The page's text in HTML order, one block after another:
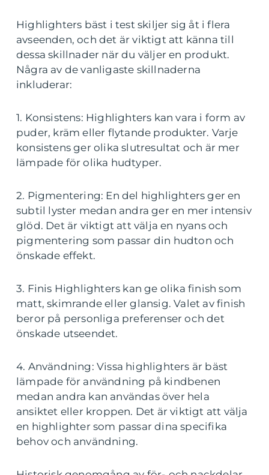
Highlighters bäst i test skiljer sig åt i flera
avseenden, och det är viktigt att känna till
dessa skillnader när du väljer en produkt.
Några av de vanligaste skillnaderna
inkluderar:
1. Konsistens: Highlighters kan vara i form av
puder, kräm eller flytande produkter. Varje
konsistens ger olika slutresultat och är mer
lämpade för olika hudtyper.
2. Pigmentering: En del highlighters ger en
subtil lyster medan andra ger en mer intensiv
glöd. Det är viktigt att välja en nyans och
pigmentering som passar din hudton och
önskade effekt.
3. Finis Highlighters kan ge olika finish som
matt, skimrande eller glansig. Valet av finish
beror på personliga preferenser och det
önskade utseendet.
4. Användning: Vissa highlighters är bäst
lämpade för användning på kindbenen
medan andra kan användas över hela
ansiktet eller kroppen. Det är viktigt att välja
en highlighter som passar dina specifika
behov och användning.